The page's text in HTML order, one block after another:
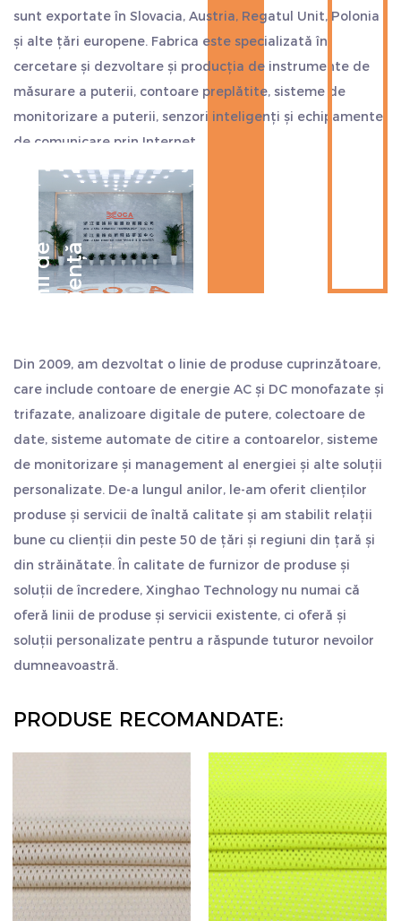
sunt exportate în Slovacia, Austria, Regatul Unit, Polonia
și alte țări europene. Fabrica este specializată în
cercetare și dezvoltare și producția de instrumente de
măsurare a puterii, contoare preplătite, sisteme de
monitorizare a puterii, senzori inteligenți și echipamente
de comunicare prin Internet.
Compania este situată strategic în mijlocul orașelor
Hangzhou, Ningbo și Shanghai, aproape de portul de
transport maritim. Exportul este convenabil, economisind
mai mult timp și costuri. Considerăm calitatea ca viața
noastră și aderăm întotdeauna la stilul de lucru de
„sinceritate și pragmatism, persistență, lucru în echipă și
comună și să creeze strălucire.
D
e
c
e
n
i
i
d
e
e
x
p
e
r
i
e
n
ță
Din 2009, am dezvoltat o linie de produse cuprinzătoare,
care include contoare de energie AC și DC monofazate și
trifazate, analizoare digitale de putere, colectoare de
date, sisteme automate de citire a contoarelor, sisteme
de monitorizare și management al energiei și alte soluții
personalizate. De-a lungul anilor, le-am oferit clienților
produse și servicii de înaltă calitate și am stabilit relații
bune cu clienții din peste 50 de țări și regiuni din țară și
din străinătate. În calitate de furnizor de produse și
soluții de încredere, Xinghao Technology nu numai că
oferă linii de produse și servicii existente, ci oferă și
soluții personalizate pentru a răspunde tuturor nevoilor
dumneavoastră.
PRODUSE RECOMANDATE: